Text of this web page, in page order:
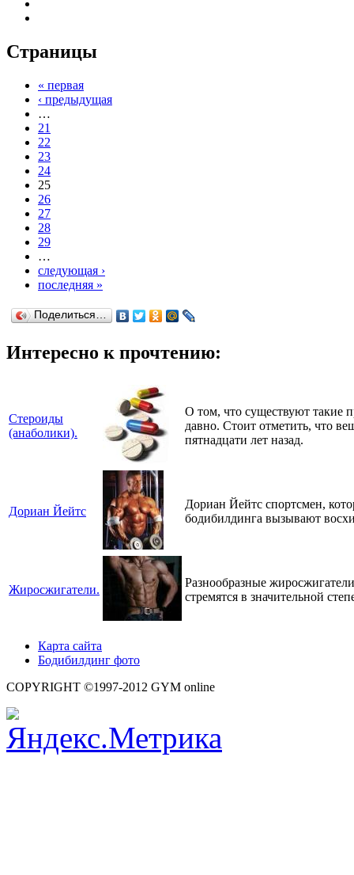
Страницы
« первая
‹ предыдущая
…
21
22
23
24
25
26
27
28
29
…
следующая ›
последняя »
Поделиться…
Интересно к прочтению:
Стероиды
(анаболики).
О том, что существуют такие
давно. Стоит отметить, что
пятнадцати лет назад.
Дориан Йейтс
Дориан Йейтс спортсмен,
бодибилдинга вызывают
Жиросжигатели.
Разнообразные
стремятся в значительной
Карта сайта
Бодибилдинг фото
COPYRIGHT ©1997-2012 GYM online